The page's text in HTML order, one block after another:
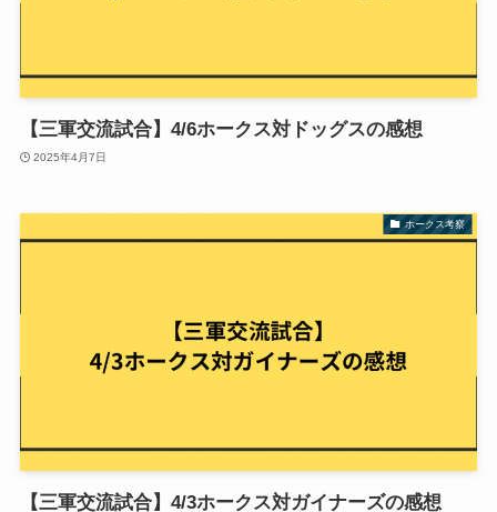
【三軍交流試合】4/6ホークス対ドッグスの感想
2025年4月7日
ホークス考察
【三軍交流試合】4/3ホークス対ガイナーズの感想